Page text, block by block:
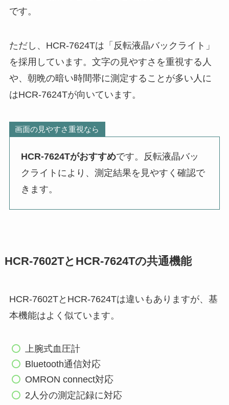
です。
ただし、HCR-7624Tは「反転液晶バックライト」
を採用しています。文字の見やすさを重視する人
や、朝晩の暗い時間帯に測定することが多い人に
はHCR-7624Tが向いています。
画面の見やすさ重視なら
HCR-7624Tがおすすめです。反転液晶バッ
クライトにより、測定結果を見やすく確認で
きます。
HCR-7602TとHCR-7624Tの共通機能
HCR-7602TとHCR-7624Tは違いもありますが、基
本機能はよく似ています。
上腕式血圧計
Bluetooth通信対応
OMRON connect対応
2人分の測定記録に対応